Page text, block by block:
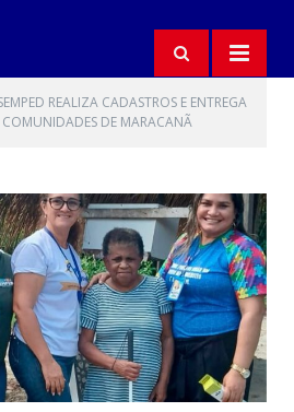
REALIZA CADASTROS E ENTREGA
COMUNIDADES DE MARACANÃ